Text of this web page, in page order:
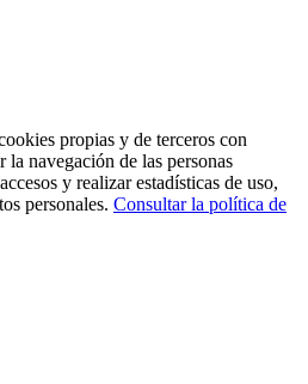
propias y de terceros con
navegación de las personas
y realizar estadísticas de uso,
personales. Consultar la política de